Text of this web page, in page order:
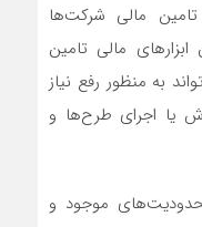
تامین مالی شرکت‌ها
مالی تامین
به منظور رفع نیاز
یا اجرای طرح‌ها و
موجود و